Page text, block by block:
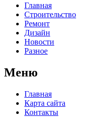
Главная
Строительство
Ремонт
Дизайн
Новости
Разное
Меню
Главная
Карта сайта
Контакты